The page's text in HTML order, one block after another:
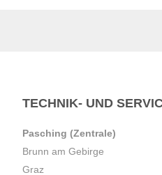
TECHNIK- UND
Pasching (Zentrale)
Brunn am Gebirge
Graz